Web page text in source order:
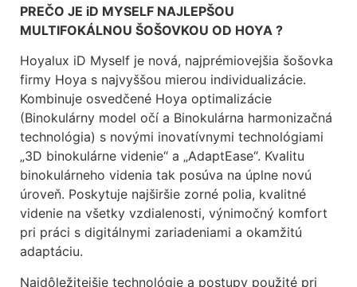
PREČO JE iD MYSELF NAJLEPŠOU
MULTIFOKÁLNOU ŠOŠOVKOU OD HOYA ?
Hoyalux iD Myself je nová, najprémiovejšia šošovka
firmy Hoya s najvyššou mierou individualizácie.
Kombinuje osvedčené Hoya optimalizácie
(Binokulárny model očí a Binokulárna harmonizačná
technológia) s novými inovatívnymi technológiami
„3D binokulárne videnie“ a „AdaptEase“. Kvalitu
binokulárneho videnia tak posúva na úplne novú
úroveň. Poskytuje najširšie zorné polia, kvalitné
videnie na všetky vzdialenosti, výnimočný komfort
pri práci s digitálnymi zariadeniami a okamžitú
adaptáciu.
Najdôležitejšie technológie a postupy použité pri